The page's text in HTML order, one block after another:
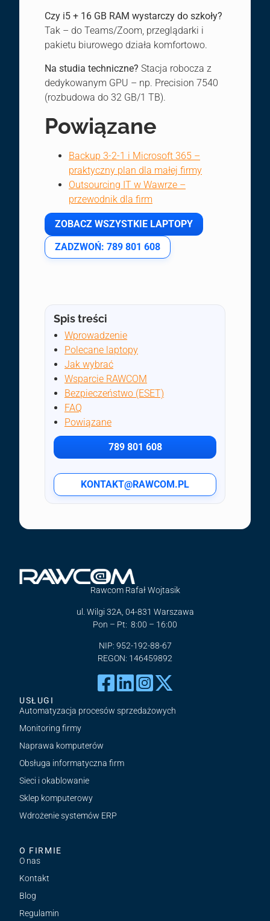
Czy i5 + 16 GB RAM wystarczy do szkoły?
Tak – do Teams/Zoom, przeglądarki i
pakietu biurowego działa komfortowo.
Na studia techniczne? Stacja robocza z
dedykowanym GPU – np. Precision 7540
(rozbudowa do 32 GB/1 TB).
Powiązane
Backup 3-2-1 i Microsoft 365 –
praktyczny plan dla małej firmy
Outsourcing IT w Wawrze –
przewodnik dla firm
ZOBACZ WSZYSTKIE LAPTOPY
ZADZWOŃ: 789 801 608
Spis treści
Wprowadzenie
Polecane laptopy
Jak wybrać
Wsparcie RAWCOM
Bezpieczeństwo (ESET)
FAQ
Powiązane
789 801 608
KONTAKT@RAWCOM.PL
Rawcom Rafał Wojtasik
ul. Wilgi 32A, 04-831 Warszawa
Pon – Pt: 8:00 – 16:00
NIP: 952-192-88-67
REGON: 146459892
USŁUGI
Automatyzacja procesów sprzedażowych
Monitoring firmy
Naprawa komputerów
Obsługa informatyczna firm
Sieci i okablowanie
Sklep komputerowy
Wdrożenie systemów ERP
O FIRMIE
O nas
Kontakt
Blog
Regulamin